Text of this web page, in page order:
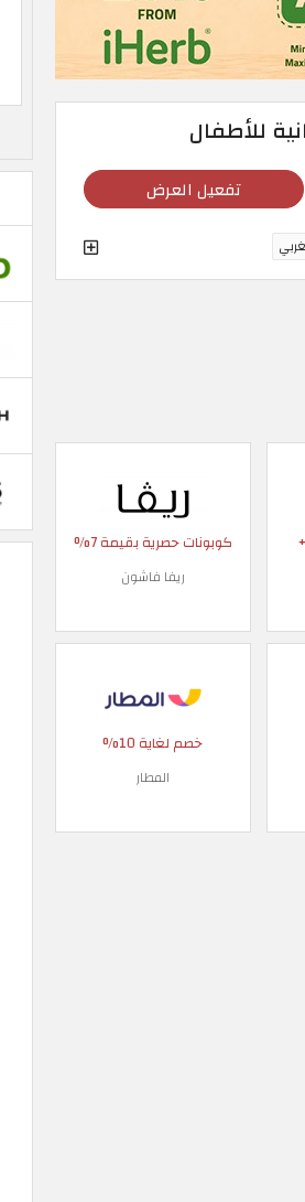
تفعيل العرض
+
كوبونات حصرية بقيمة 7%
ريفا فاشون
خصم لغاية 10%
المطار